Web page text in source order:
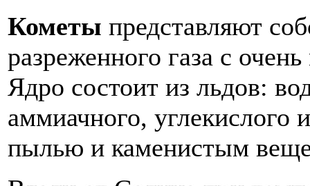
Кометы представляют
разреженного газа с
Ядро состоит из льдов:
аммиачного,
пылью и каменистым